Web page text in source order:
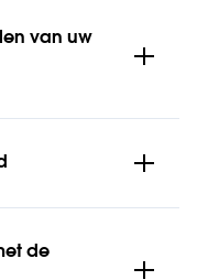
van uw
de